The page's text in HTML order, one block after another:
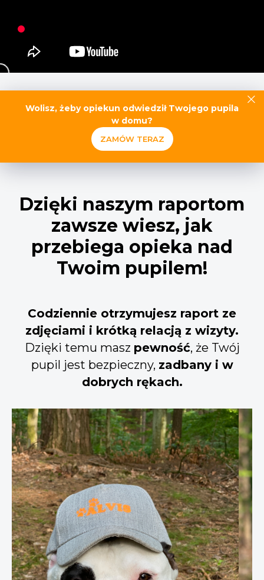
Wolisz, żeby opiekun odwiedził Twojego pupila
w domu?
ZAMÓW TERAZ
Dzięki naszym raportom
zawsze wiesz, jak
przebiega opieka nad
Twoim pupilem!
Codziennie otrzymujesz raport ze
zdjęciami i krótką relacją z wizyty.
Dzięki temu masz pewność, że Twój
pupil jest bezpieczny, zadbany i w
dobrych rękach.